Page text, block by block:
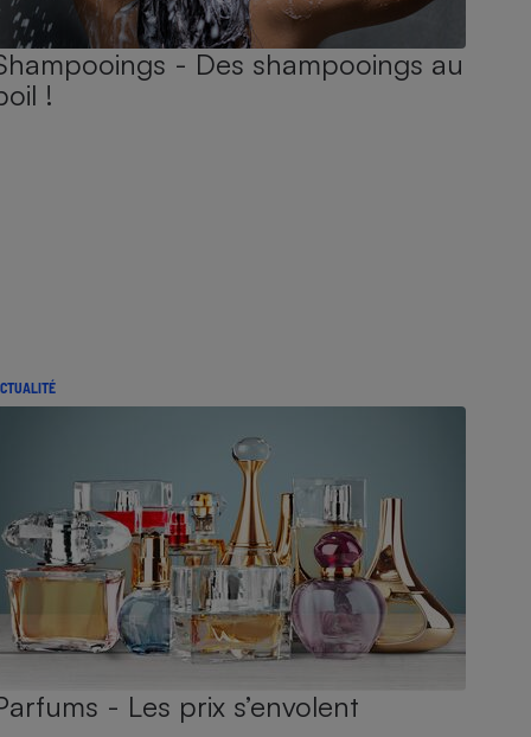
- Des shampooings au
!
- Les prix s’envolent